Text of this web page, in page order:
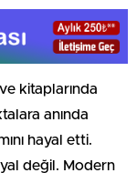
kitaplarında
anında
hayal etti.
değil. Modern